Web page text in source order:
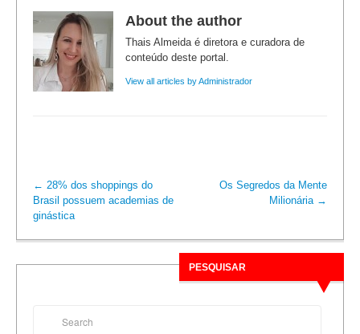
About the author
Thais Almeida é diretora e curadora de
conteúdo deste portal.
View all articles by Administrador
← 28% dos shoppings do
Brasil possuem academias de
ginástica
Os Segredos da Mente
Milionária →
PESQUISAR